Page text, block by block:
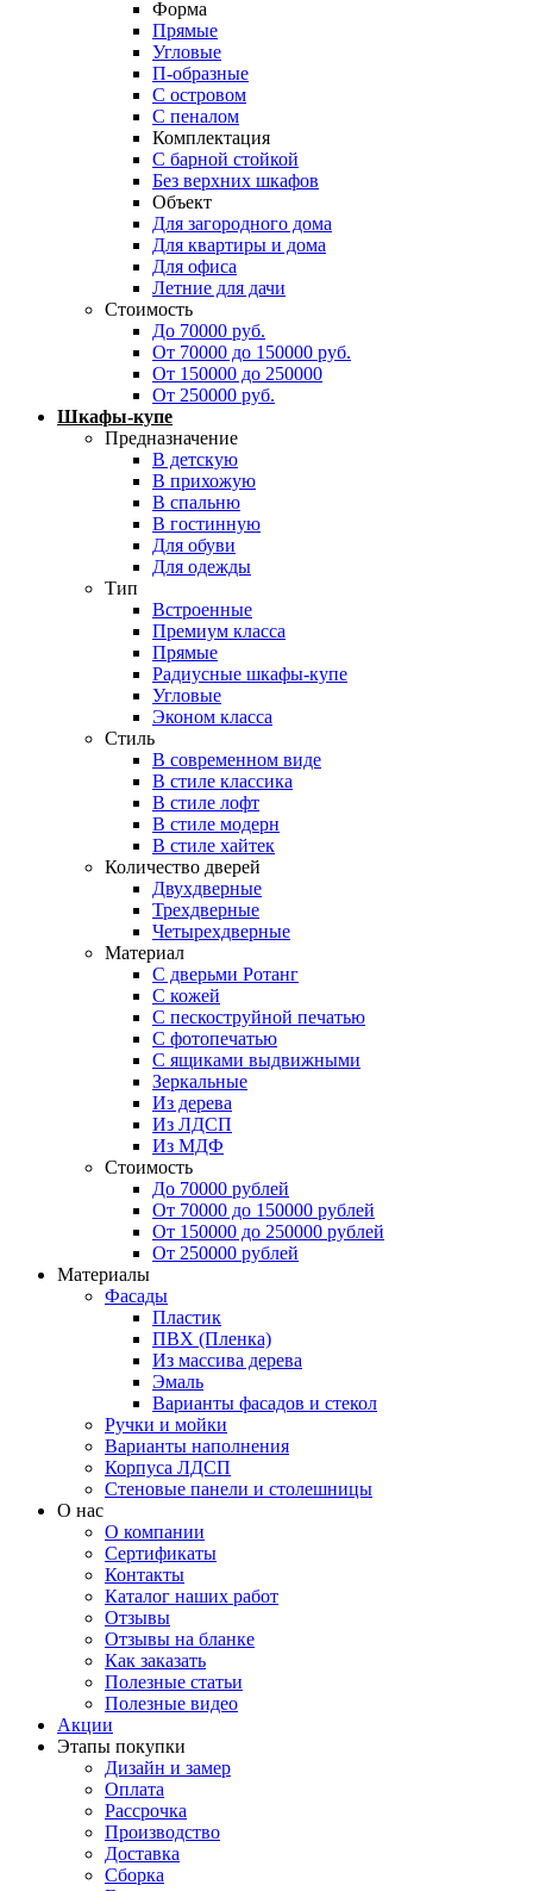
Форма
Прямые
Угловые
П-образные
С островом
С пеналом
Комплектация
C барной стойкой
Без верхних шкафов
Объект
Для загородного дома
Для квартиры и дома
Для офиса
Летние для дачи
Стоимость
До 70000 руб.
От 70000 до 150000 руб.
От 150000 до 250000
От 250000 руб.
Шкафы-купе
Предназначение
В детскую
В прихожую
В спальню
В гостинную
Для обуви
Для одежды
Тип
Встроенные
Премиум класса
Прямые
Радиусные шкафы-купе
Угловые
Эконом класса
Стиль
В современном виде
В стиле классика
В стиле лофт
В стиле модерн
В стиле хайтек
Количество дверей
Двухдверные
Трехдверные
Четырехдверные
Материал
C дверьми Ротанг
C кожей
C пескоструйной печатью
C фотопечатью
C ящиками выдвижными
Зеркальные
Из дерева
Из ЛДСП
Из МДФ
Стоимость
До 70000 рублей
От 70000 до 150000 рублей
От 150000 до 250000 рублей
От 250000 рублей
Материалы
Фасады
Пластик
ПВХ (Пленка)
Из массива дерева
Эмаль
Варианты фасадов и стекол
Ручки и мойки
Варианты наполнения
Корпуса ЛДСП
Стеновые панели и столешницы
О нас
О компании
Сертификаты
Контакты
Каталог наших работ
Отзывы
Отзывы на бланке
Как заказать
Полезные статьи
Полезные видео
Акции
Этапы покупки
Дизайн и замер
Оплата
Рассрочка
Производство
Доставка
Сборка